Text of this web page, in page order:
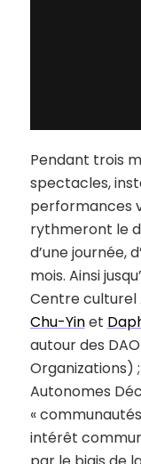
Pendant trois
spectacles,
performances
rythmeront le
d’une journée,
mois. Ainsi
Centre culturel
Chu-Yinet
autour des
Organizations)
Autonomes
«
intérêt